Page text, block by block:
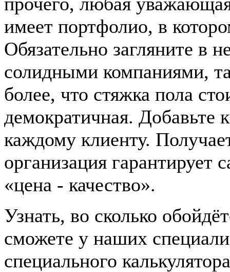
имеет портфолио, в
Обязательно загляните в
солидными компаниями,
более, что стяжка пола
демократичная. Добавьте
каждому клиенту.
организация
«цена - качество».
Узнать, во сколько
сможете у наших
специального